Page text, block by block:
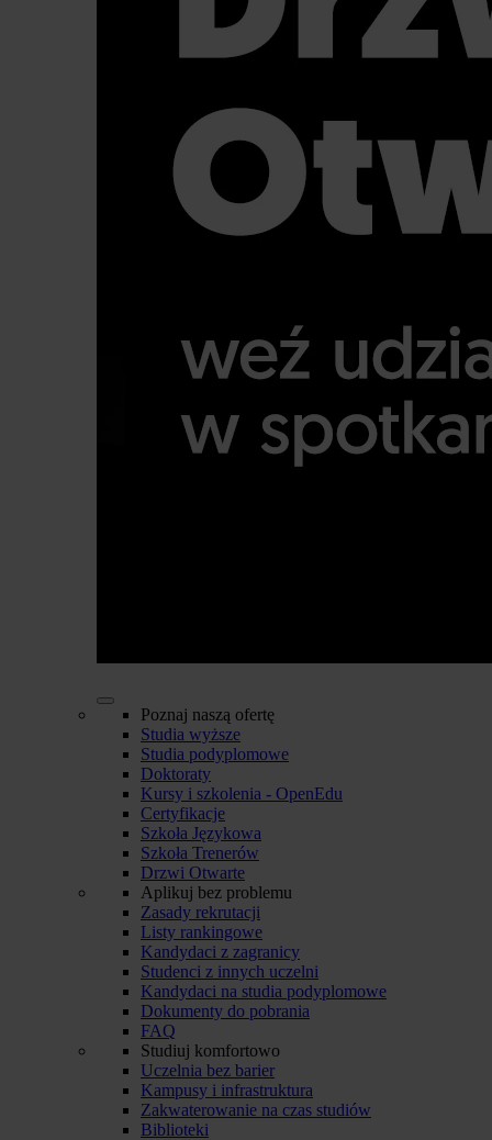
Poznaj naszą ofertę
Studia wyższe
Studia podyplomowe
Doktoraty
Kursy i szkolenia - OpenEdu
Certyfikacje
Szkoła Językowa
Szkoła Trenerów
Drzwi Otwarte
Aplikuj bez problemu
Zasady rekrutacji
Listy rankingowe
Kandydaci z zagranicy
Studenci z innych uczelni
Kandydaci na studia podyplomowe
Dokumenty do pobrania
FAQ
Studiuj komfortowo
Uczelnia bez barier
Kampusy i infrastruktura
Zakwaterowanie na czas studiów
Biblioteki